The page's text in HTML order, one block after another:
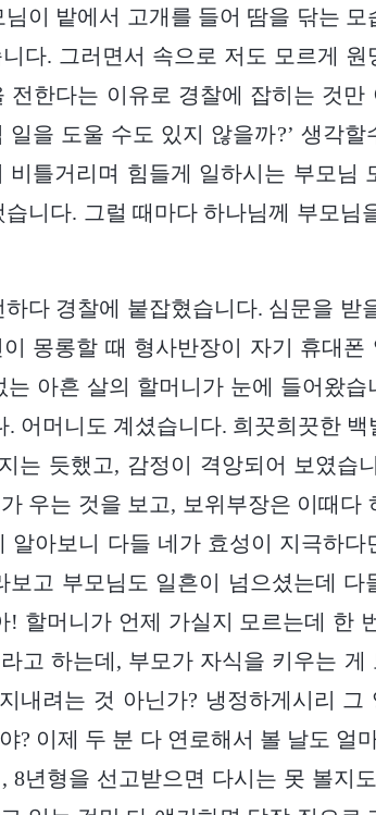
이 밭에서 고개를 들어 땀을 닦는 모
다. 그러면서 속으로 저도 모르게 원
전한다는 이유로 경찰에 잡히는 것만
을 도울 수도 있지 않을까?’ 생각할
비틀거리며 힘들게 일하시는 부모님
니다. 그럴 때마다 하나님께 부모님
하다 경찰에 붙잡혔습니다. 심문을 받
몽롱할 때 형사반장이 자기 휴대폰
아흔 살의 할머니가 눈에 들어왔습
어머니도 계셨습니다. 희끗희끗한 백
는 듯했고, 감정이 격앙되어 보였습
우는 것을 보고, 보위부장은 이때다
알아보니 다들 네가 효성이 지극하다
고 부모님도 일흔이 넘으셨는데 다
! 할머니가 언제 가실지 모르는데 한
고 하는데, 부모가 자식을 키우는 게
내려는 것 아닌가? 냉정하게시리 그
? 이제 두 분 다 연로해서 볼 날도 얼
8년형을 선고받으면 다시는 못 볼지